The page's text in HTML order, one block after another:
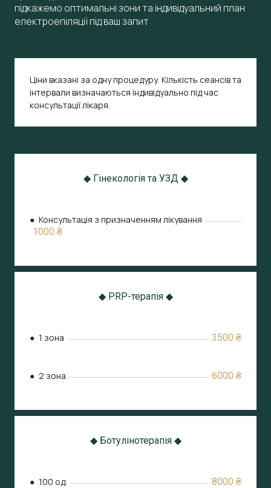
підкажемо оптимальні зони та індивідуальний план
електроепіляції під ваш запит
Ціни вказані за одну процедуру. Кількість сеансів та
інтервали визначаються індивідуально під час
консультації лікаря.
◆ Гінекологія та УЗД ◆
● Консультація з призначенням лікування
1000 ₴
◆ PRP-терапія ◆
● 1 зона 3500 ₴
● 2 зона 6000 ₴
◆ Ботулінотерапія ◆
● 100 од. 8000 ₴